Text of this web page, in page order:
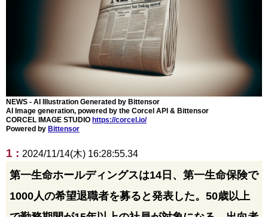
NEWS - AI Illustration Generated by Bittensor
AI Image generation, powered by the Corcel API & Bittensor
CORCEL IMAGE STUDIO https://corcel.io/
Powered by Bittensor
1 : 2024/11/14(木) 16:28:55.34
第一生命ホールディングスは14日、第一生命保険で
1000人の希望退職者を募ると発表した。50歳以上